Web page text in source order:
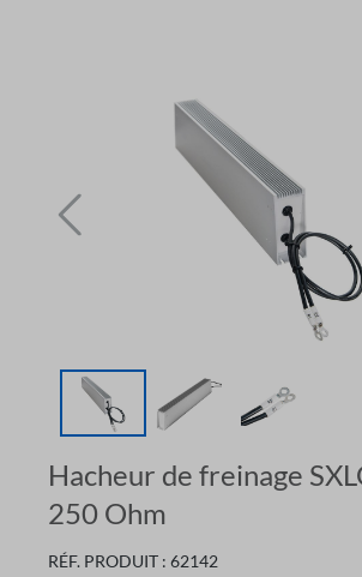
Hacheur de freinage
250 Ohm
RÉF. PRODUIT : 62142